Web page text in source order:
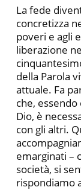
La fede
concretizza
poveri e agli
liberazione
della Parola
attuale. Fa
che,
Dio, è
con gli altri.
emarginati –
società, si
rispondiamo